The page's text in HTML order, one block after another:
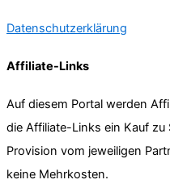
Datenschutzerklärung
Affiliate-Links
Auf diesem Portal werden
die Affiliate-Links ein Kauf
Provision vom jeweiligen
keine Mehrkosten.